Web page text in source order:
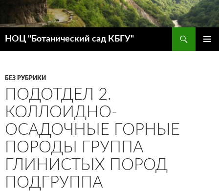
НОЦ "Ботанический сад КБГУ"
БЕЗ РУБРИКИ
ПОДОТДЕЛ 2.
КОЛЛОИДНО-
ОСАДОЧНЫЕ ГОРНЫЕ
ПОРОДЫ ГРУППА
ГЛИНИСТЫХ ПОРОД
ПОДГРУППА